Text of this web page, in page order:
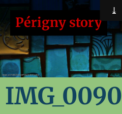
Périgny story
IMG_0090